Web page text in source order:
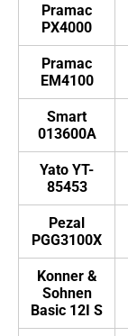
Pramac
PX4000
Pramac
EM4100
Smart
013600A
Yato YT-
85453
Pezal
PGG3100X
Konner &
Sohnen
Basic 12I S